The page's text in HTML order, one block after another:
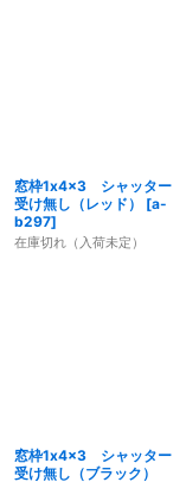
窓枠1x4x3 シャッター
受け無し（レッド）
[a-
b297]
在庫切れ（入荷未定）
窓枠1x4x3 シャッター
受け無し（ブラック）